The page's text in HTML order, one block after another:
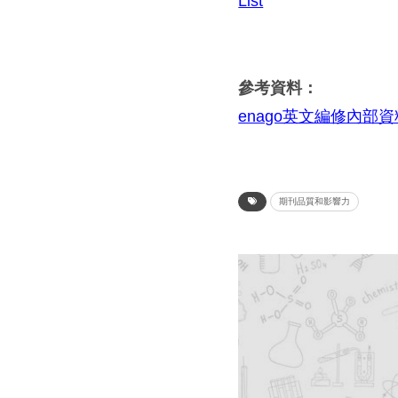
參考資料：
enago英文編修內部資
期刊品質和影響力